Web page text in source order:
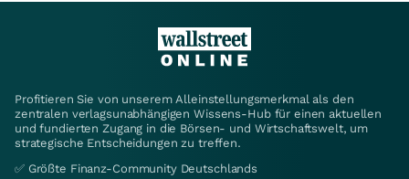
Profitieren Sie von unserem Alleinstellungsmerkmal als den
zentralen verlagsunabhängigen Wissens-Hub für einen aktuellen
und fundierten Zugang in die Börsen- und Wirtschaftswelt, um
strategische Entscheidungen zu treffen.
✅ Größte Finanz-Community Deutschlands